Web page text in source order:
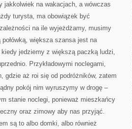
jakkolwiek na wakacjach, a wówczas
turysta, ma obowiązek być
na ile wyjeżdżamy, musimy
większa szansa jest na
jedziemy z większą paczką ludzi,
Przykładowymi noclegami,
gdzie aż roi się od podróżników, zatem
pokój nim wyruszymy w drogę –
stanie noclegi, ponieważ mieszkańcy
oraz zimowy aby nas przyjąć.
są to albo domki, albo również